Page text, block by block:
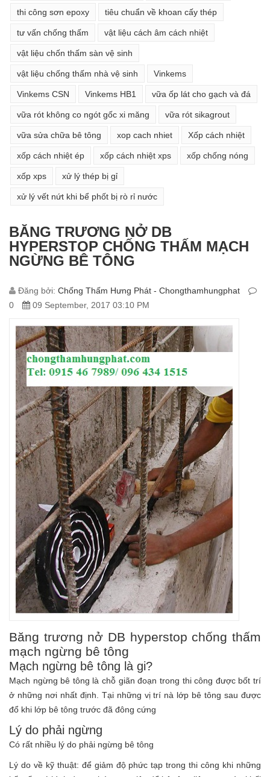
thi công sơn epoxy tiêu chuẩn về khoan cấy thép
tư vấn chống thấm vật liệu cách âm cách nhiệt
vật liệu chốn thấm sàn vệ sinh
vật liệu chống thấm nhà vệ sinh Vinkems
Vinkems CSN Vinkems HB1 vữa ốp lát cho gạch và đá
vữa rót không co ngót gốc xi măng vữa rót sikagrout
vữa sửa chữa bê tông xop cach nhiet Xốp cách nhiệt
xốp cách nhiệt ép xốp cách nhiệt xps xốp chống nóng
xốp xps xử lý thép bị gỉ
xử lý vết nứt khi bể phốt bị rò rỉ nước
BĂNG TRƯƠNG NỞ DB
HYPERSTOP CHỐNG THẤM MẠCH
NGỪNG BÊ TÔNG
Đăng bởi: Chống Thấm Hưng Phát - Chongthamhungphat
0
09 September, 2017 03:10 PM
Băng trương nở DB hyperstop chống thấm
mạch ngừng bê tông
Mạch ngừng bê tông là gi?
Mạch ngừng bê tông là chỗ giãn đoạn trong thi công được bốt trí
ở những nơi nhất định. Tại những vị trí nà lớp bê tông sau được
đổ khi lớp bê tông trước đã đông cứng
Lý do phải ngừng
Có rất nhiều lý do phải ngừng bê tông
Lý do về kỹ thuật: để giảm độ phức tạp trong thi công khi những